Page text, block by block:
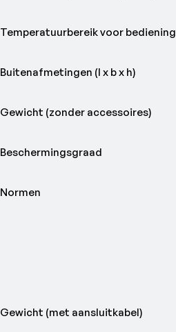
Temperatuurbereik voor bediening
Buitenafmetingen (l x b x h)
Gewicht (zonder accessoires)
Beschermingsgraad
Normen
Gewicht (met aansluitkabel)